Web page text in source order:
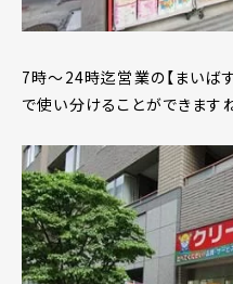
7時～24時迄営業の【まいば
で使い分けることができます